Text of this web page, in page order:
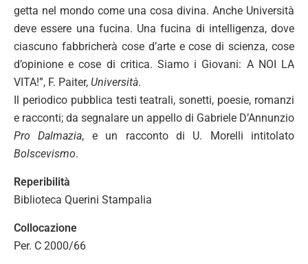
getta nel mondo come una cosa divina. Anche Università
deve essere una fucina. Una fucina di intelligenza, dove
ciascuno fabbricherà cose d’arte e cose di scienza, cose
d’opinione e cose di critica. Siamo i Giovani: A NOI LA
VITA!”, F. Paiter, Università.
Il periodico pubblica testi teatrali, sonetti, poesie, romanzi
e racconti; da segnalare un appello di Gabriele D’Annunzio
Pro Dalmazia, e un racconto di U. Morelli intitolato
Bolscevismo.
Reperibilità
Biblioteca Querini Stampalia
Collocazione
Per. C 2000/66